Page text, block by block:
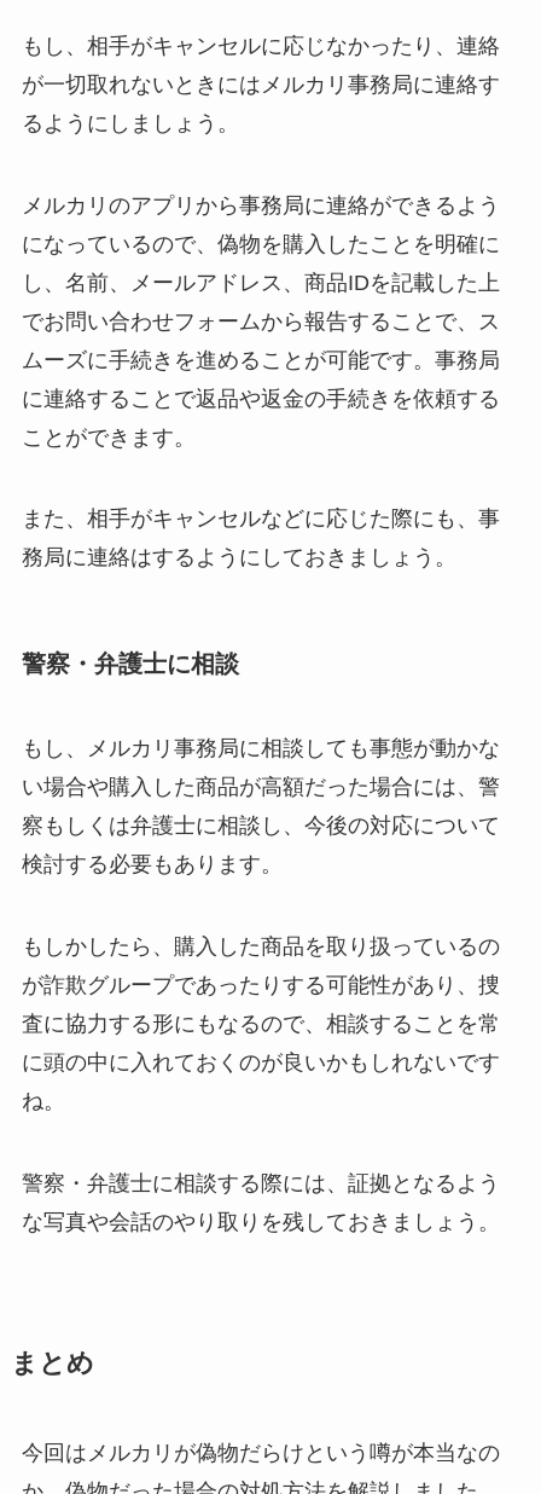
もし、相手がキャンセルに応じなかったり、連絡
が一切取れないときにはメルカリ事務局に連絡す
るようにしましょう。
メルカリのアプリから事務局に連絡ができるよう
になっているので、偽物を購入したことを明確に
し、名前、メールアドレス、商品IDを記載した上
でお問い合わせフォームから報告することで、ス
ムーズに手続きを進めることが可能です。事務局
に連絡することで返品や返金の手続きを依頼する
ことができます。
また、相手がキャンセルなどに応じた際にも、事
務局に連絡はするようにしておきましょう。
警察・弁護士に相談
もし、メルカリ事務局に相談しても事態が動かな
い場合や購入した商品が高額だった場合には、警
察もしくは弁護士に相談し、今後の対応について
検討する必要もあります。
もしかしたら、購入した商品を取り扱っているの
が詐欺グループであったりする可能性があり、捜
査に協力する形にもなるので、相談することを常
に頭の中に入れておくのが良いかもしれないです
ね。
警察・弁護士に相談する際には、証拠となるよう
な写真や会話のやり取りを残しておきましょう。
まとめ
今回はメルカリが偽物だらけという噂が本当なの